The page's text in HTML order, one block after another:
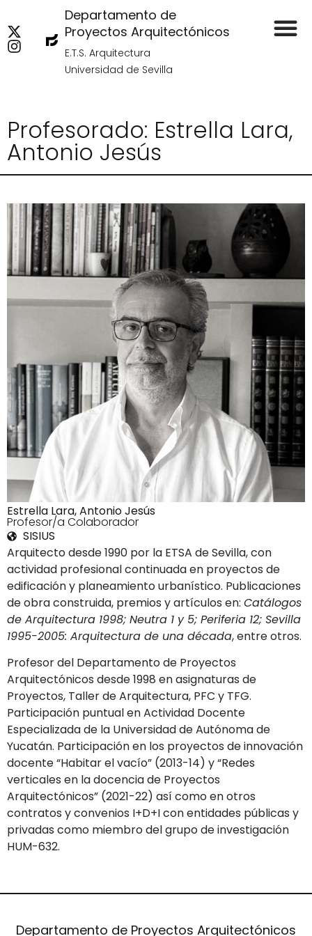
Departamento de
Proyectos Arquitectónicos
E.T.S. Arquitectura
Universidad de Sevilla
Profesorado: Estrella Lara,
Antonio Jesús
Arquitecto desde 1990 por la ETSA de Sevilla, con
actividad profesional continuada en proyectos de
edificación y planeamiento urbanístico. Publicaciones
de obra construida, premios y artículos en: Catálogos
de Arquitectura 1998; Neutra 1 y 5; Periferia 12; Sevilla
1995-2005: Arquitectura de una década, entre otros.
Profesor del Departamento de Proyectos
Arquitectónicos desde 1998 en asignaturas de
Proyectos, Taller de Arquitectura, PFC y TFG.
Participación puntual en Actividad Docente
Especializada de la Universidad de Autónoma de
Yucatán. Participación en los proyectos de innovación
docente “Habitar el vacío” (2013-14) y “Redes
verticales en la docencia de Proyectos
Arquitectónicos” (2021-22) así como en otros
contratos y convenios I+D+I con entidades públicas y
privadas como miembro del grupo de investigación
HUM-632.
Estrella Lara, Antonio Jesús
4Profesor/a Colaborador
SISIUS
Departamento de Proyectos Arquitectónicos